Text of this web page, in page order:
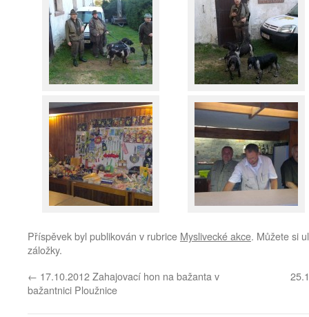
Příspěvek byl publikován v rubrice Myslivecké akce. Můžete si
záložky.
← 17.10.2012 Zahajovací hon na bažanta v
bažantnici Ploužnice